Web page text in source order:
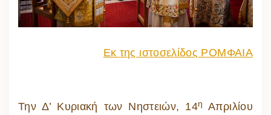
Εκ της ιστοσελίδος ΡΟΜΦΑΙΑ
Την Δ’ Κυριακή των Νηστειών, 14η
Απριλίου